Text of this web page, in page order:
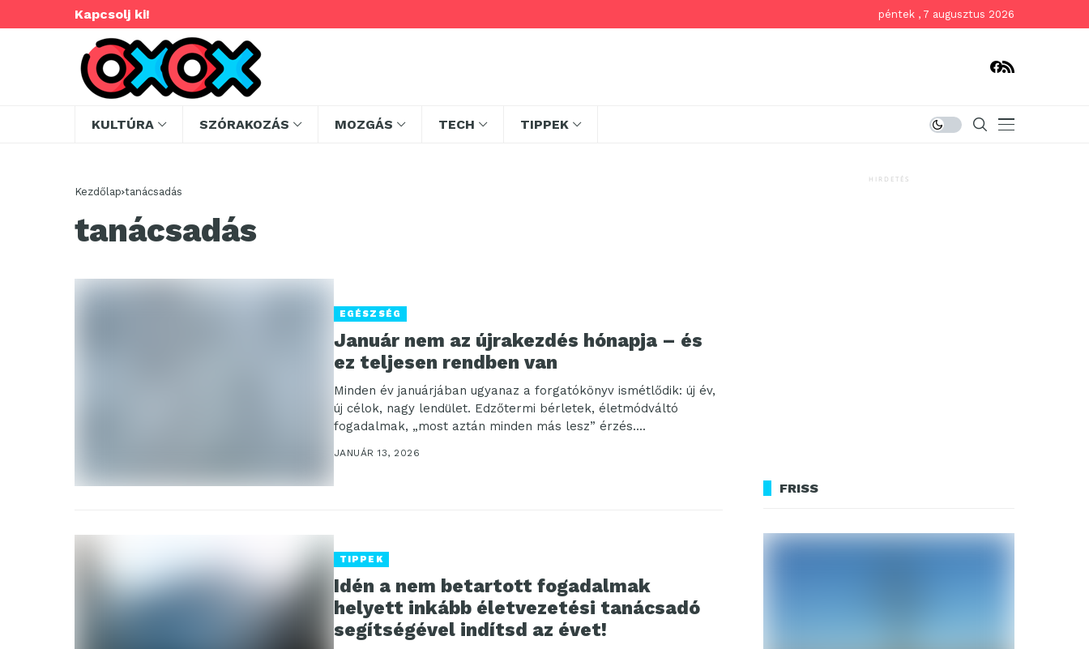
Kapcsolj ki! péntek , 7 augusztus 2026
KULTÚRA SZÓRAKOZÁS MOZGÁS TECH TIPPEK
Kezdőlap tanácsadás
tanácsadás
EGÉSZSÉG
Január nem az újrakezdés hónapja – és
ez teljesen rendben van
Minden év januárjában ugyanaz a forgatókönyv ismétlődik: új év,
új célok, nagy lendület. Edzőtermi bérletek, életmódváltó
fogadalmak, „most aztán minden más lesz” érzés....
JANUÁR 13, 2026
TIPPEK
Idén a nem betartott fogadalmak
helyett inkább életvezetési tanácsadó
segítségével indítsd az évet!
HIRDETÉS
FRISS